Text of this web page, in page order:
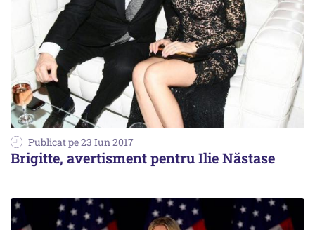
Publicat pe 23 Iun 2017
Brigitte, avertisment pentru Ilie Năstase